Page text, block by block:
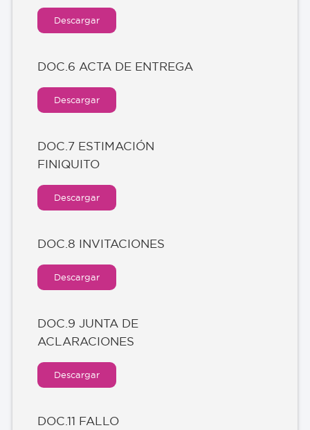
Descargar
DOC.6 ACTA DE ENTREGA
Descargar
DOC.7 ESTIMACIÓN
FINIQUITO
Descargar
DOC.8 INVITACIONES
Descargar
DOC.9 JUNTA DE
ACLARACIONES
Descargar
DOC.11 FALLO